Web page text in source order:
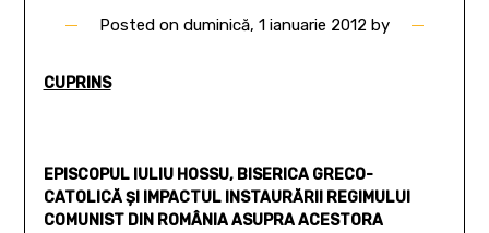
Posted on duminică, 1 ianuarie 2012 by
CUPRINS
EPISCOPUL IULIU HOSSU, BISERICA GRECO-
CATOLICĂ ŞI IMPACTUL INSTAURĂRII REGIMULUI
COMUNIST DIN ROMÂNIA ASUPRA ACESTORA